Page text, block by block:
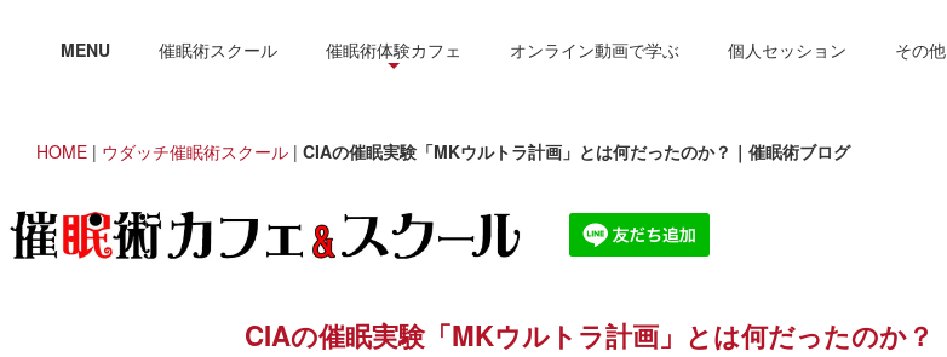
MENU 催眠術スクール 催眠術体験カフェ オンライン動画で学ぶ 個人セッション その他
HOME | ウダッチ催眠術スクール | CIAの催眠実験「MKウルトラ計画」とは何だったのか？｜催眠術ブログ
CIAの催眠実験「MKウルトラ計画」とは何だったのか？